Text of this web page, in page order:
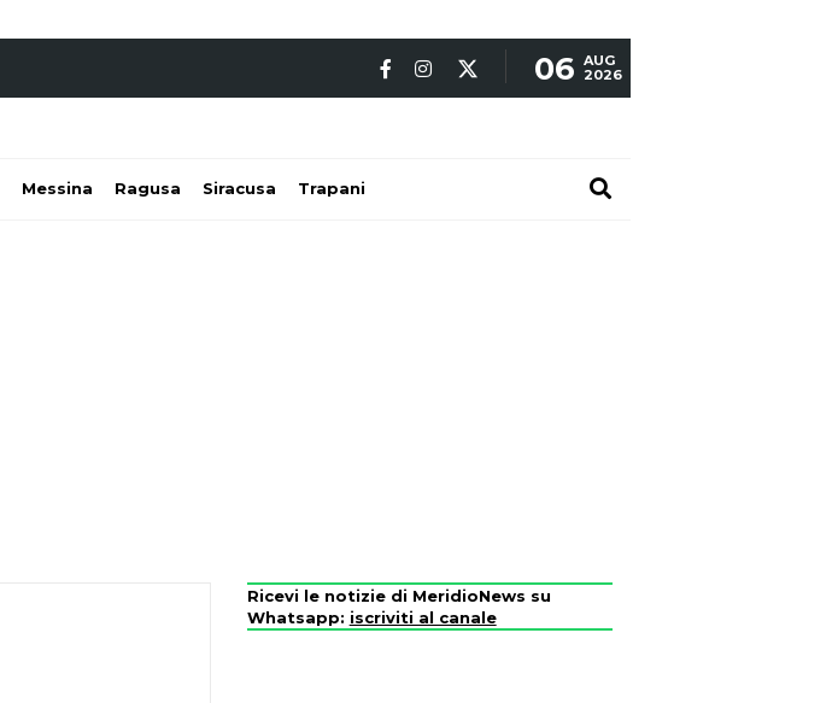
06 AUG
2026
Messina Ragusa Siracusa Trapani
Ricevi le notizie di MeridioNews su
Whatsapp: iscriviti al canale